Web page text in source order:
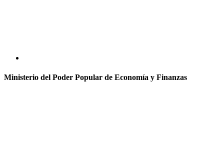
Ministerio del Poder Popular de Economía y Finanzas